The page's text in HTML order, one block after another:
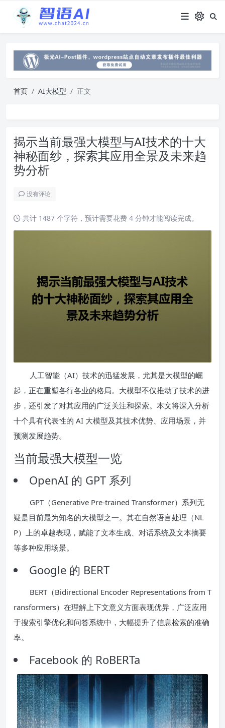
首页 AI大模型 正文
揭示当前最强大模型与AI技术的十大
神秘面纱，探索其应用全景及未来趋
势分析
没有评论
共计 1487 个字符，预计需要花费 4 分钟才能阅读完成。
人工智能（AI）技术的迅猛发展，尤其是大模型的崛
起，正在重塑各行各业的格局。大模型不仅推动了技术的进
步，还引发了对其应用的广泛关注和探索。本文将深入分析
十个具有代表性的 AI 大模型及其技术优势、应用场景，并
预测发展趋势。
当前最强大模型一览
OpenAI 的 GPT 系列
GPT（Generative Pre-trained Transformer）系列无
疑是目前最为知名的大模型之一。其在自然语言处理（NL
P）上的卓越表现，赋能了文本生成、对话系统及文本摘要
等多种应用场景。
Google 的 BERT
BERT（Bidirectional Encoder Representations from T
ransformers）在理解上下文意义方面表现优异，广泛应用
于搜索引擎优化和问答系统中，大幅提升了信息检索的准确
率。
Facebook 的 RoBERTa